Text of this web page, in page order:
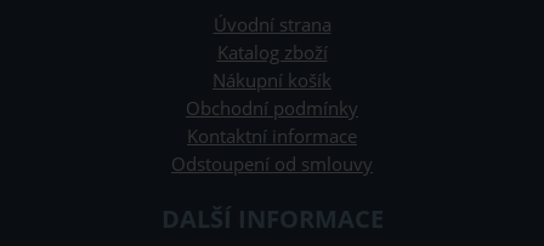
Úvodní strana
Katalog zboží
Nákupní košík
Obchodní podmínky
Kontaktní informace
Odstoupení od smlouvy
DALŠÍ INFORMACE